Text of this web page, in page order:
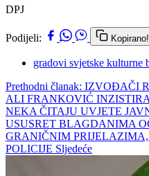
DPJ
Podijeli: Kopirano!
gradovi svjetske kulturne
Prethodni članak: IZVOĐAČI
ALI FRANKOVIĆ
NEKA ČITAJU UVJETE
USUSRET BLAGDANIMA
GRANIČNIM
POLICIJE Sljedeće